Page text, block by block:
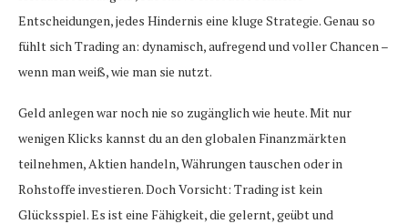
Entscheidungen, jedes Hindernis eine kluge Strategie. Genau so
fühlt sich Trading an: dynamisch, aufregend und voller Chancen –
wenn man weiß, wie man sie nutzt.
Geld anlegen war noch nie so zugänglich wie heute. Mit nur
wenigen Klicks kannst du an den globalen Finanzmärkten
teilnehmen, Aktien handeln, Währungen tauschen oder in
Rohstoffe investieren. Doch Vorsicht: Trading ist kein
Glücksspiel. Es ist eine Fähigkeit, die gelernt, geübt und